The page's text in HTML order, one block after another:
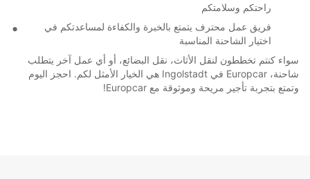
راحتكم وسلامتكم
فريق عمل محترف يتمتع بالخبرة والكفاءة لمساعدتكم في
اختيار الشاحنة المناسبة
سواء كنتم تخططون لنقل الأثاث، نقل البضائع، أو أي عمل آخر يتطلب
شاحنة، Europcar في Ingolstadt هي الخيار الأمثل لكم. احجز اليوم
وتمتع بتجربة تأجير مريحة وموثوقة مع Europcar!